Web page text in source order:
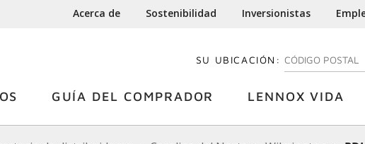
Acerca de Sostenibilidad Inversionistas
SU UBICACIÓN: INGRESE SU
GUÍA DEL COMPRADOR LENNOX VIDA